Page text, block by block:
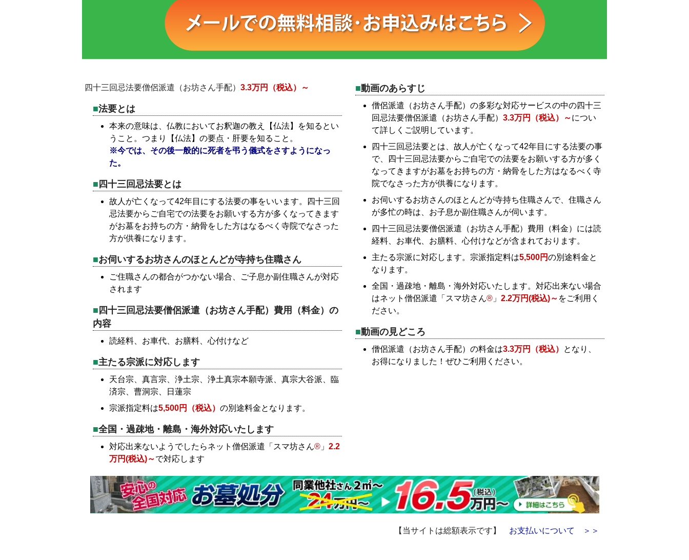
四十三回忌法要僧侶派遣（お坊さん手配）3.3万円（税込）～
法要とは
本来の意味は、仏教においてお釈迦の教え【仏法】を知るとい
うこと。つまり【仏法】の要点・肝要を知ること。
※今では、その後一般的に死者を弔う儀式をさすようになっ
た。
四十三回忌法要とは
故人が亡くなって42年目にする法要の事をいいます。四十三回
忌法要からご自宅での法要をお願いする方が多くなってきます
がお墓をお持ちの方・納骨をした方はなるべく寺院でなさった
方が供養になります。
お伺いするお坊さんのほとんどが寺持ち住職さん
ご住職さんの都合がつかない場合、ご子息か副住職さんが対応
されます
四十三回忌法要僧侶派遣（お坊さん手配）費用（料金）の
内容
読経料、お車代、お膳料、心付けなど
主たる宗派に対応します
天台宗、真言宗、浄土宗、浄土真宗本願寺派、真宗大谷派、臨
済宗、曹洞宗、日蓮宗
宗派指定料は5,500円（税込）の別途料金となります。
全国・過疎地・離島・海外対応いたします
対応出来ないようでしたらネット僧侶派遣「スマ坊さん® 」2.2
万円(税込)～で対応します
動画のあらすじ
僧侶派遣（お坊さん手配）の多彩な対応サービスの中の四十三
回忌法要僧侶派遣（お坊さん手配）3.3万円（税込）～につい
て詳しくご説明しています。
四十三回忌法要とは、故人が亡くなって42年目にする法要の事
で、四十三回忌法要からご自宅での法要をお願いする方が多く
なってきますがお墓をお持ちの方・納骨をした方はなるべく寺
院でなさった方が供養になります。
お伺いするお坊さんのほとんどが寺持ち住職さんで、住職さん
が多忙の時は、お子息か副住職さんが伺います。
四十三回忌法要僧侶派遣（お坊さん手配）費用（料金）には読
経料、お車代、お膳料、心付けなどが含まれております。
主たる宗派に対応します。宗派指定料は5,500円の別途料金と
なります。
全国・過疎地・離島・海外対応いたします。対応出来ない場合
はネット僧侶派遣「スマ坊さん® 」2.2万円(税込)～ をご利用く
ださい。
動画の見どころ
僧侶派遣（お坊さん手配）の料金は3.3万円（税込）
となり、
お得になりました！ぜひご利用ください。
【当サイトは総額表示です】 お支払いについて ＞＞